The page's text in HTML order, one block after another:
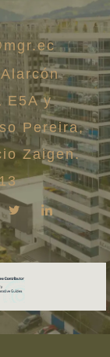
E5A y
Pereira,
Zaigen.